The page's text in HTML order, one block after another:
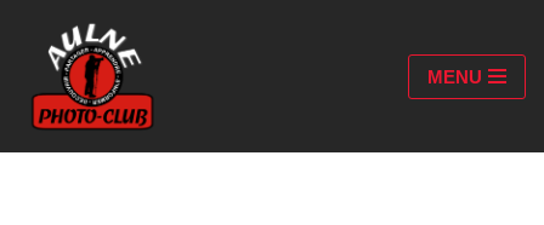
Aller
au
contenu
MENU